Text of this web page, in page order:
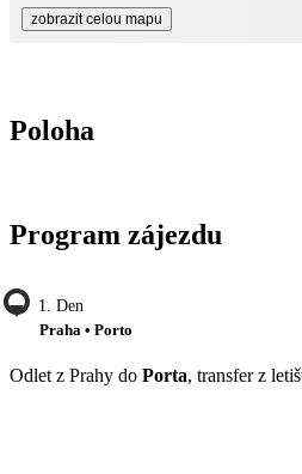
zobrazit celou mapu
Poloha
Program zájezdu
1. Den
Praha • Porto
Odlet z Prahy do Porta, transfer z